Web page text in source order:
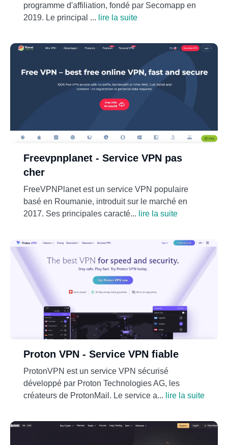
programme d'affiliation, fondé par Secomapp en
2019. Le principal ... lire la suite
Freevpnplanet - Service VPN pas
cher
FreeVPNPlanet est un service VPN populaire
basé en Roumanie, introduit sur le marché en
2017. Ses principales caracté... lire la suite
Proton VPN - Service VPN fiable
ProtonVPN est un service VPN sécurisé
développé par Proton Technologies AG, les
créateurs de ProtonMail. Le service a... lire la suite